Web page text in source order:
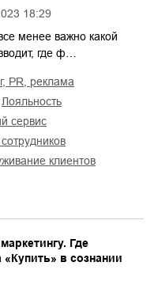
18:29
менее важно какой
где ф…
PR, реклама
лояльность
сервис
сотрудников
клиентов
Где
«Купить» в сознании